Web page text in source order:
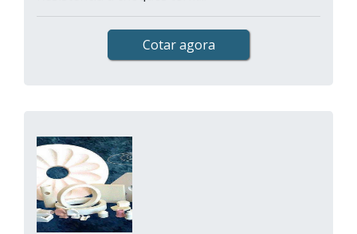
Cotar agora